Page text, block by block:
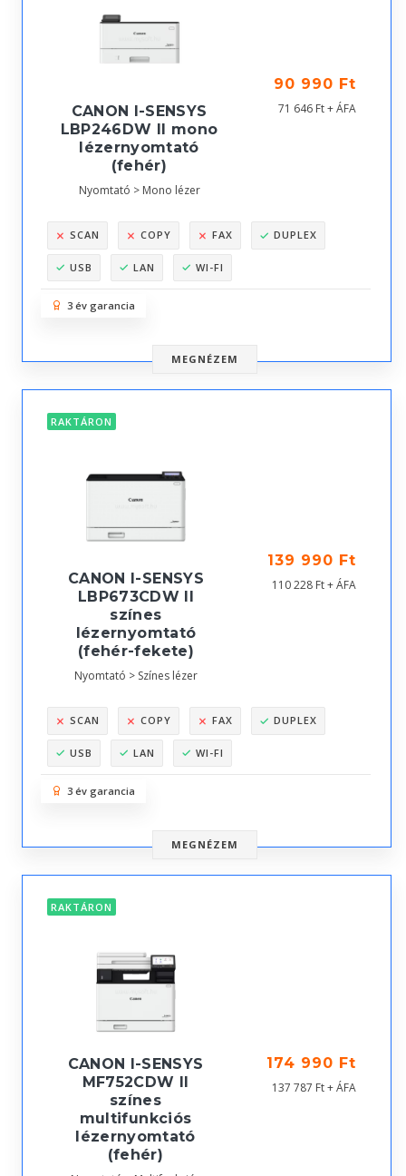
CANON I-SENSYS
LBP246DW II mono
lézernyomtató
(fehér)
Nyomtató > Mono lézer
90 990 Ft
71 646 Ft + ÁFA
SCAN COPY FAX DUPLEX
USB LAN WI-FI
3 év garancia
MEGNÉZEM
RAKTÁRON
CANON I-SENSYS
LBP673CDW II
színes
lézernyomtató
(fehér-fekete)
Nyomtató > Színes lézer
139 990 Ft
110 228 Ft + ÁFA
SCAN COPY FAX DUPLEX
USB LAN WI-FI
3 év garancia
MEGNÉZEM
RAKTÁRON
CANON I-SENSYS
MF752CDW II
színes
multifunkciós
lézernyomtató
(fehér)
174 990 Ft
137 787 Ft + ÁFA